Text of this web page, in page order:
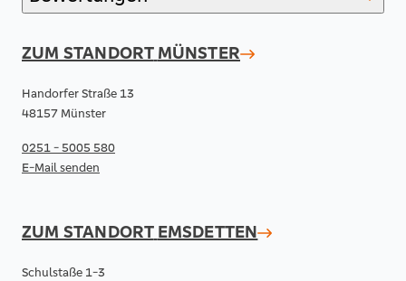
ZUM STANDORT MÜNSTER
Handorfer Straße 13
48157 Münster
0251 - 5005 580
E-Mail senden
ZUM STANDORT EMSDETTEN
Schulstaße 1-3